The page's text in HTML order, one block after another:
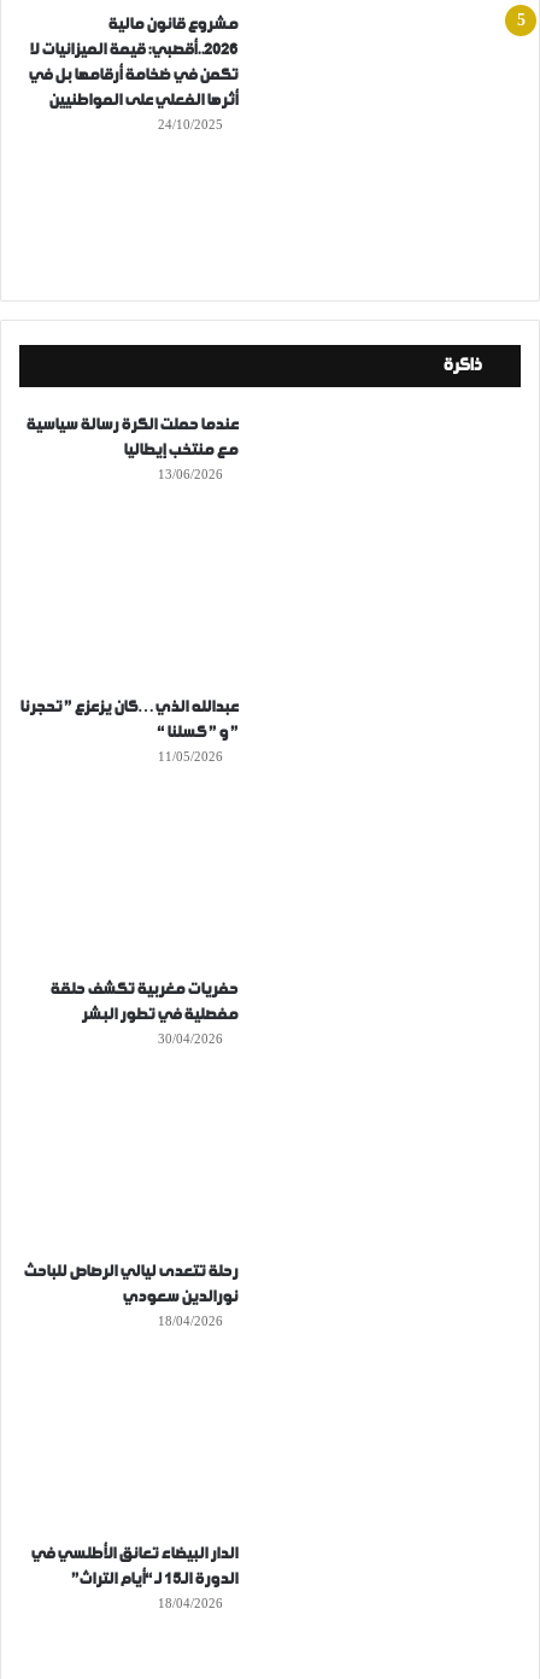
مشروع قانون مالية
2026..أقصبي: قيمة الميزانيات لا
تكمن في ضخامة أرقامها بل في
أثرها الفعلي على المواطنيين
24/10/2025
ذاكرة
عندما حملت الكرة رسالة سياسية
مع منتخب إيطاليا
13/06/2026
عبدالله الذي…كان يزعزع ” تحجرنا
” و ” كسلنا “
11/05/2026
حفريات مغربية تكشف حلقة
مفصلية في تطور البشر
30/04/2026
رحلة تتعدى ليالي الرصاص للباحث
نورالدين سعودي
18/04/2026
الدار البيضاء تعانق الأطلسي في
الدورة الـ15 لـ “أيام التراث”
18/04/2026